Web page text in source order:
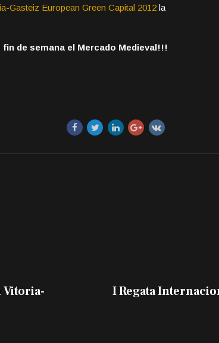
Gasteiz European Green Capital 2012 la
de semana el Mercado Medieval!!!
Vitoria-
I Regata